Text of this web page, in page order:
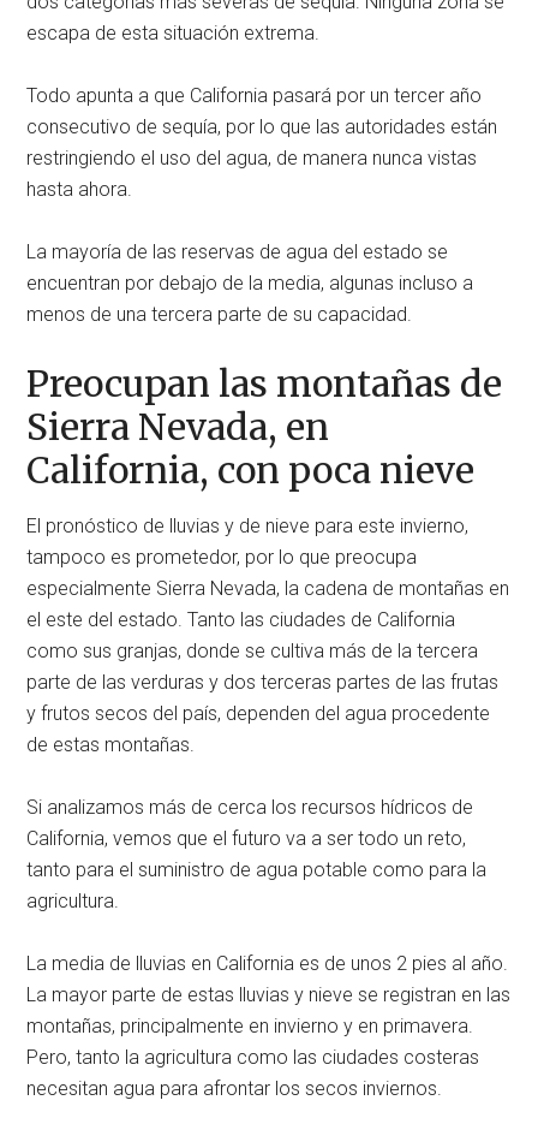
escapa de esta situación extrema.
Todo apunta a que California pasará por un tercer año
consecutivo de sequía, por lo que las autoridades están
restringiendo el uso del agua, de manera nunca vistas
hasta ahora.
La mayoría de las reservas de agua del estado se
encuentran por debajo de la media, algunas incluso a
menos de una tercera parte de su capacidad.
Preocupan las montañas de
Sierra Nevada, en
California, con poca nieve
El pronóstico de lluvias y de nieve para este invierno,
tampoco es prometedor, por lo que preocupa
especialmente Sierra Nevada, la cadena de montañas en
el este del estado. Tanto las ciudades de California
como sus granjas, donde se cultiva más de la tercera
parte de las verduras y dos terceras partes de las frutas
y frutos secos del país, dependen del agua procedente
de estas montañas.
Si analizamos más de cerca los recursos hídricos de
California, vemos que el futuro va a ser todo un reto,
tanto para el suministro de agua potable como para la
agricultura.
La media de lluvias en California es de unos 2 pies al año.
La mayor parte de estas lluvias y nieve se registran en las
montañas, principalmente en invierno y en primavera.
Pero, tanto la agricultura como las ciudades costeras
necesitan agua para afrontar los secos inviernos.